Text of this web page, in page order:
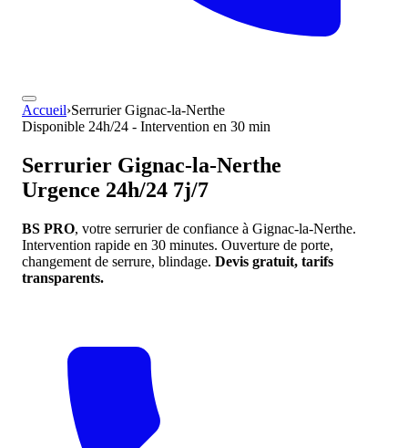
Accueil›Serrurier Gignac-la-Nerthe
Disponible 24h/24 - Intervention en 30 min
Serrurier Gignac-la-Nerthe
Urgence 24h/24 7j/7
BS PRO, votre serrurier de confiance à Gignac-la-Nerthe.
Intervention rapide en 30 minutes. Ouverture de porte,
changement de serrure, blindage. Devis gratuit, tarifs
transparents.